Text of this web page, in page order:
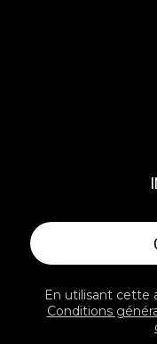
En utilisant cette
Conditions